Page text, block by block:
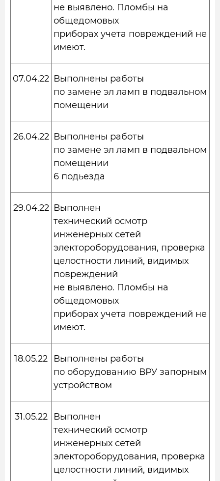
не выявлено. Пломбы на
общедомовых
приборах учета повреждений не
имеют.
07.04.22 Выполнены работы
по замене эл ламп в подвальном
помещении
26.04.22 Выполнены работы
по замене эл ламп в подвальном
помещении
6 подьезда
29.04.22 Выполнен
технический осмотр
инженерных сетей
электороборудования, проверка
целостности линий, видимых
повреждений
не выявлено. Пломбы на
общедомовых
приборах учета повреждений не
имеют.
18.05.22
Выполнены работы
по оборудованию ВРУ запорным
устройством
31.05.22
Выполнен
технический осмотр
инженерных сетей
электороборудования, проверка
целостности линий, видимых